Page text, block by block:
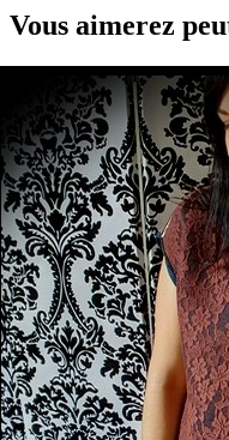
Vous aimerez